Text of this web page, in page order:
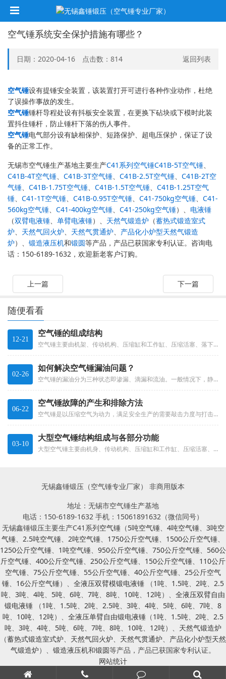
空气锤系统安全保护措施有哪些？
日期：2020-04-16 点击数： 814 返回列表
空气锤设有提锤安全装置，该装置打开可进行各种作业动作，杜绝
了误操作事故的发生。
空气锤锤杆导程处设有抖板安全装置，在更换下砧块或下模时此装
置抖住锤杆，防止锤杆下落的伤人事件。
空气锤电气部分设有缺相保护、短路保护、超电压保护，保证了设
备的正常工作。
无锡市空气锤生产基地主要生产C41系列空气锤C41B-5T空气锤、
C41B-4T空气锤、 C41B-3T空气锤、 C41B-2.5T空气锤、 C41B-2T空
气锤、 C41B-1.75T空气锤、 C41B-1.5T空气锤、 C41B-1.25T空气
锤、 C41-1T空气锤、 C41B-0.95T空气锤、 C41-750kg空气锤、 C41-
560kg空气锤、 C41-400kg空气锤、 C41-250kg空气锤）、 电液锤
（双臂电液锤、 单臂电液锤）、 天然气锻造炉 （蓄热式锻造室式
炉、 天然气回火炉、 天然气贯通炉、 产品化小炉型天然气锻造
炉）、 锻造液压机和锻圆等产品，产品已获国家专利认证。咨询电
话：150-6189-1632，欢迎新老客户订购。
上一篇 下一篇
随便看看
12-21
空气锤的组成结构
空气锤主要由机架、传动机构、压缩缸和工作缸、压缩活塞、落下部分、配气机构和砧座等部分组成。
02-26
如何解决空气锤漏油问题？
空气锤的漏油分为三种状态即渗漏、滴漏和流油。一般情况下，静结合面部位，每半小时滴一滴油和动结合面部位每6min滴一滴油均...
06-22
空气锤故障的产生和排除方法
空气锤是以压缩空气为动力，满足安全生产的需要敲击力度与打击频率可通过调节气压控制，使用机身材质为铸铁，大吨位空气锤砧做材...
03-10
大型空气锤结构组成与各部分功能
大型空气锤​主要由机身、传动机构、压缩缸和工作缸、压缩活塞、落下部分、配气机构和砧座等部分组成。
无锡鑫锤锻压（空气锤专业厂家） 非商用版本
地址：无锡市空气锤生产基地
电话：150-6189-1632 手机：15061891632（微信同号）
无锡鑫锤锻压主要生产C41系列空气锤（5吨空气锤、 4吨空气锤、 3吨空
气锤、 2.5吨空气锤、 2吨空气锤、 1750公斤空气锤、 1500公斤空气锤、
1250公斤空气锤、 1吨空气锤、 950公斤空气锤、 750公斤空气锤、 560公
斤空气锤、 400公斤空气锤、 250公斤空气锤、 150公斤空气锤、 110公斤
空气锤、 75公斤空气锤、 55公斤空气锤、 40公斤空气锤、 25公斤空气
锤、 16公斤空气锤）、 全液压双臂模锻电液锤 （1吨、 1.5吨、 2吨、 2.5
吨、 3吨、 4吨、 5吨、 6吨、 7吨、 8吨、 10吨、 12吨）、 全液压双臂自由
锻电液锤 （1吨、 1.5吨、 2吨、 2.5吨、 3吨、 4吨、 5吨、 6吨、 7吨、 8
吨、 10吨、 12吨）、 全液压单臂自由锻电液锤 （1吨、 1.5吨、 2吨、 2.5
吨、 3吨、 4吨、 5吨、 6吨、 7吨、 8吨、 10吨、 12吨）、 天然气锻造炉
（蓄热式锻造室式炉、 天然气回火炉、 天然气贯通炉、 产品化小炉型天然
气锻造炉）、 锻造液压机和锻圆等产品，产品已获国家专利认证。
网站统计